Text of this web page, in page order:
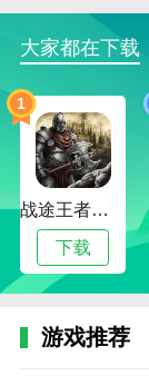
一款中国式的
间的冒险。游
其中。还有多
本网站为您提
站。这个网站
大家都在下载
1
战途王者最新版
下载
游戏推荐